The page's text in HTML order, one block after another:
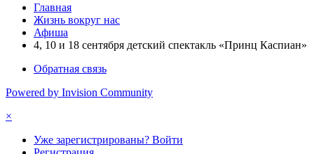
Главная
Жизнь вокруг нас
Афиша
4, 10 и 18 сентября детский спектакль «Принц Каспиан»
Обратная связь
Powered by Invision Community
×
Уже зарегистрированы? Войти